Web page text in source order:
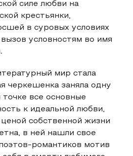
силе любви на
крестьянки,
в суровых условиях
условностям во имя
мир стала
черкешенка заняла одну
все основные
к идеальной любви,
собственной жизни
в ней нашли свое
романтиков мотив